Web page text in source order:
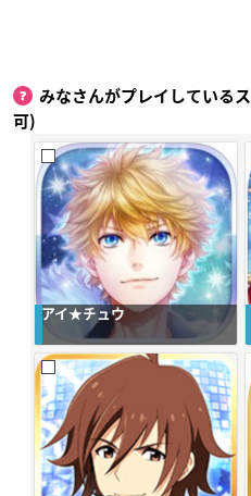
みなさんがプレイしている
可)
アイ★チュウ